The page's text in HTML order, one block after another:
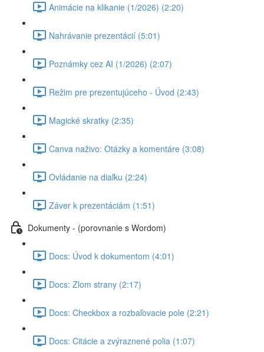
Animácie na klikanie (1/2026) (2:20)
Nahrávanie prezentácií (5:01)
Poznámky cez AI (1/2026) (2:07)
Režim pre prezentujúceho - Úvod (2:43)
Magické skratky (2:35)
Canva naživo: Otázky a komentáre (3:08)
Ovládanie na diaľku (2:24)
Záver k prezentáciám (1:51)
Dokumenty - (porovnanie s Wordom)
Docs: Úvod k dokumentom (4:01)
Docs: Zlom strany (2:17)
Docs: Checkbox a rozbaľovacie pole (2:21)
Docs: Citácie a zvýraznené polia (1:07)